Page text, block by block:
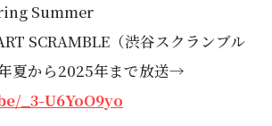
Summer
SCRAMBLE（渋谷スクランブル
夏から2025年まで放送→
_3-U6YoO9yo